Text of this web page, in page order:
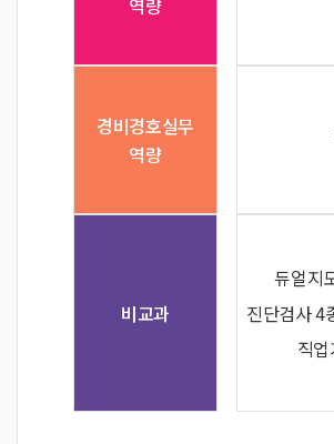
역량
경비경호실무
역량
비교과
듀얼지
진단검사 4
직